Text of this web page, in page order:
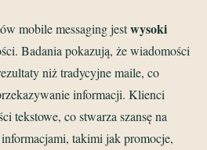
mobile messaging jestwysoki
Badania pokazują, że wiadomości
niż tradycyjne maile, co
informacji. Klienci
tekstowe, co stwarza szansę na
takimi jak promocje,